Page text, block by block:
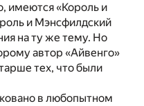
имеются «Король и
и Мэнсфилдский
на ту же тему. Но
автор «Айвенго»
тех, что были
в любопытном